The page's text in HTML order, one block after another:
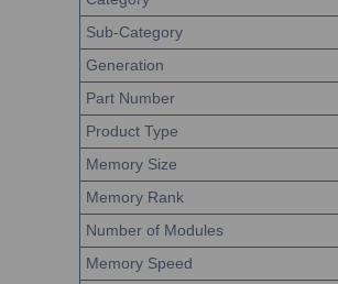
Sub-Category
Generation
Part Number
Product Type
Memory Size
Memory Rank
Number of Modules
Memory Speed